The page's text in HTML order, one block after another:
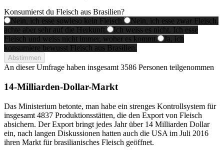
Konsumierst du Fleisch aus Brasilien?
Nein, ich esse sowieso kein Fleisch.
Nein, ich esse zwar Fleisch,
achte aber sehr auf die Herkunft.
Ich weiss es nicht. Ich esse
Fleisch und weiss nicht immer, woher es kommt.
Ja, ich
konsumiere bewusst Fleisch aus Brasilien.
Abstimmen
An dieser Umfrage haben insgesamt 3586 Personen teilgenommen
14-Milliarden-Dollar-Markt
Das Ministerium betonte, man habe ein strenges Kontrollsystem für
insgesamt 4837 Produktionsstätten, die den Export von Fleisch
absichern. Der Export bringt jedes Jahr über 14 Milliarden Dollar
ein, nach langen Diskussionen hatten auch die USA im Juli 2016
ihren Markt für brasilianisches Fleisch geöffnet.